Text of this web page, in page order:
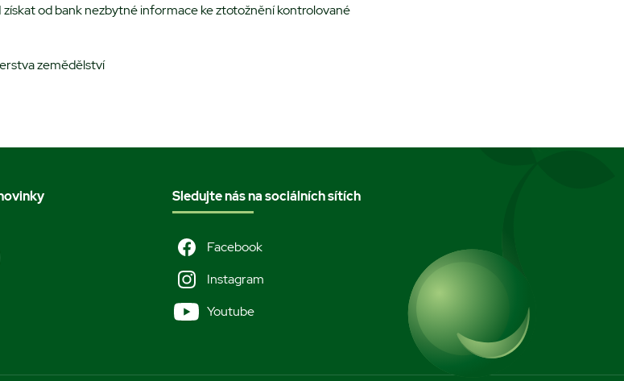
získat od bank nezbytné informace ke ztotožnění kontrolované
zemědělství
Sledujte nás na sociálních sítích
Facebook
Instagram
Youtube